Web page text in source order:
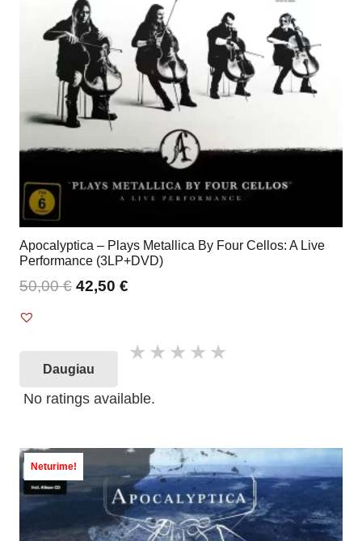
Apocalyptica – Plays Metallica By Four Cellos: A Live
Performance (3LP+DVD)
50,00€ 42,50 €
Daugiau
No ratings available.
Neturime!